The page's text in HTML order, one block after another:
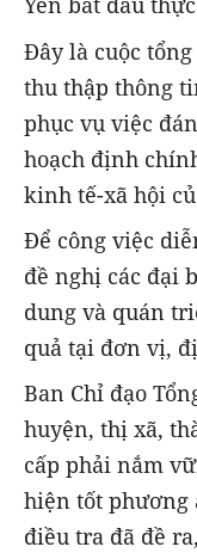
Đây là cuộc
thu thập thông
phục vụ việc
hoạch định
kinh tế-xã hội
Để công việc
đề nghị các đại
dung và quán
quả tại đơn vị,
Ban Chỉ đạo
huyện, thị xã,
cấp phải nắm
hiện tốt phương
điều tra đã đề